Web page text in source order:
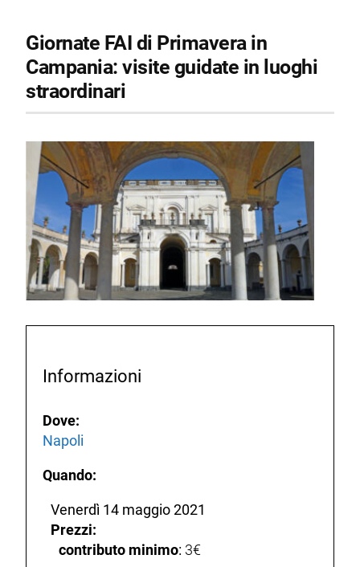
Giornate FAI di Primavera in
Campania: visite guidate in luoghi
straordinari
Informazioni
Dove:
Napoli
Quando:
Venerdì 14 maggio 2021
Prezzi:
contributo minimo: 3€